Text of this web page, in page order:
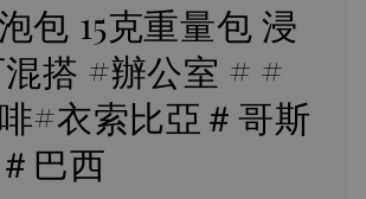
包 ​​​​15克重量包 浸
搭 #辦公室 # #
#衣索比亞＃哥斯
巴西